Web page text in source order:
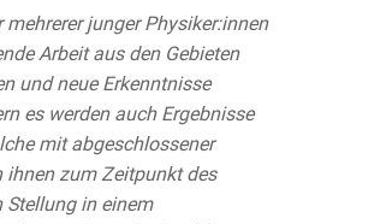
junger Physiker:innen
Arbeit aus den Gebieten
und neue Erkenntnisse
es werden auch Ergebnisse
mit abgeschlossener
zum Zeitpunkt des
Stellung in einem